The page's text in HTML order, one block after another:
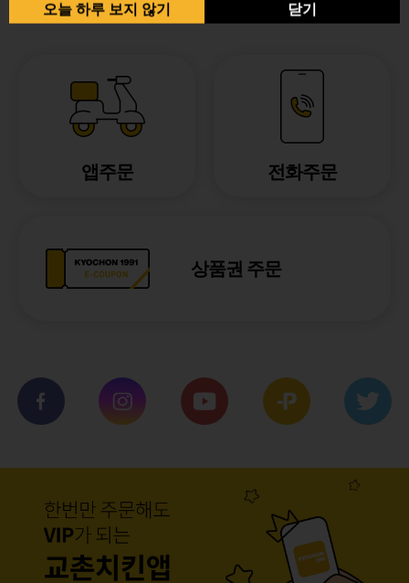
앱주문 전화주문
상품권 주문
오늘 하루 보지 않기 닫기